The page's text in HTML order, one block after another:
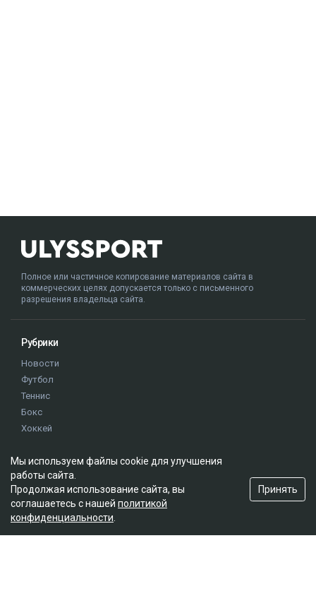
Полное или частичное копирование материалов сайта в
коммерческих целях допускается только с письменного
разрешения владельца сайта.
Рубрики
Новости
Футбол
Теннис
Бокс
Хоккей
Истории
Олимпиада
Редакция
О проекте
Мы используем файлы cookie для улучшения
работы сайта.
Продолжая использование сайта, вы
соглашаетесь с нашей политикой
конфиденциальности
Принять